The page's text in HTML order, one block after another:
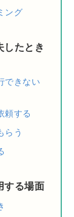
ング
したとき
できない
頼する
らう
する場面